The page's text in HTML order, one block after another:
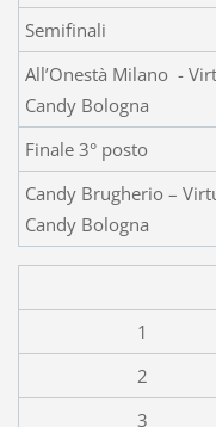
Semifinali
All’Onestà Milano -
Candy Bologna
Finale 3° posto
Candy Brugherio –
Candy Bologna
1
2
3